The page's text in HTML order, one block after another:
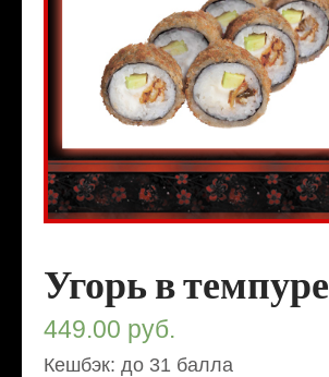
Угорь в темпуре
449.00 руб.
Кешбэк: до 31 балла